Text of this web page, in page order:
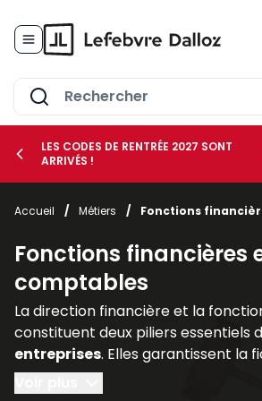
le sous-menu Vos métiers
le sous-menu Vos besoins
LES CODES DE RENTRÉE 2027 SONT
ARRIVÉS !
Accueil / Métiers / Fonctions
Fonctions financières
comptables
La direction financière et la
constituent deux piliers essentiels
entreprises. Elles garantissent la
l’information financière, assurent la